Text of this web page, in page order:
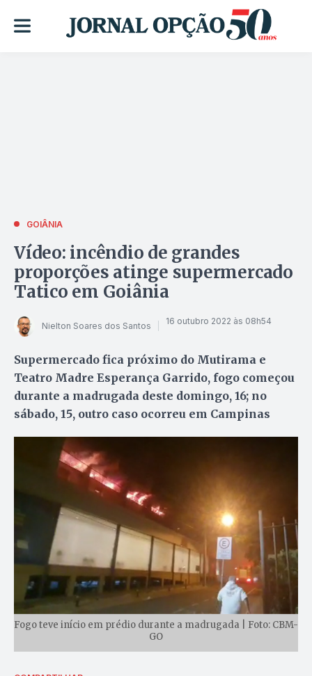
GOIÂNIA
Vídeo: incêndio de grandes
proporções atinge supermercado
Tatico em Goiânia
Nielton Soares dos Santos 16 outubro 2022 às 08h54
Supermercado fica próximo do Mutirama e
Teatro Madre Esperança Garrido, fogo começou
durante a madrugada deste domingo, 16; no
sábado, 15, outro caso ocorreu em Campinas
Fogo teve início em prédio durante a madrugada | Foto: CBM-
GO